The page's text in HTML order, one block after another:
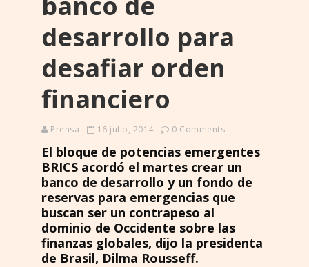
desarrollo para
desafiar orden
financiero
Prensa 16 julio, 2014 0 Comments
El bloque de potencias emergentes
BRICS acordó el martes crear un
banco de desarrollo y un fondo de
reservas para emergencias que
buscan ser un contrapeso al
dominio de Occidente sobre las
finanzas globales, dijo la presidenta
de Brasil, Dilma Rousseff.